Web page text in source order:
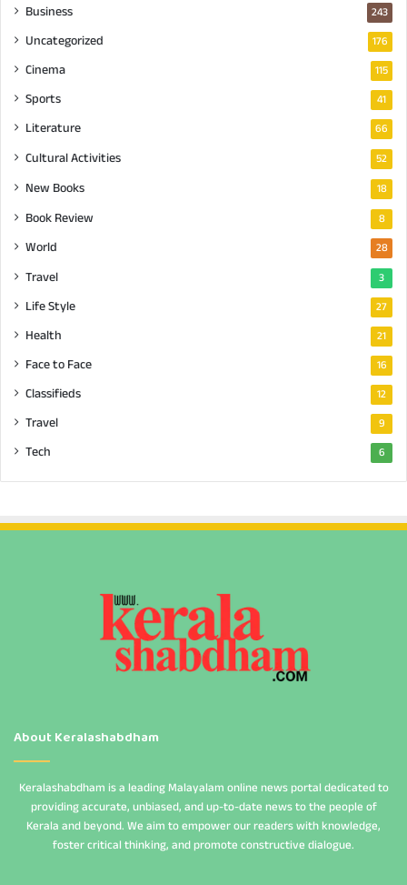
Business 243
Uncategorized 176
Cinema 115
Sports 41
Literature 66
Cultural Activities 52
New Books 18
Book Review 8
World 28
Travel 3
Life Style 27
Health 21
Face to Face 16
Classifieds 12
Travel 9
Tech 6
About Keralashabdham
Keralashabdham is a leading Malayalam online news portal dedicated to
providing accurate, unbiased, and up-to-date news to the people of
Kerala and beyond. We aim to empower our readers with knowledge,
foster critical thinking, and promote constructive dialogue.